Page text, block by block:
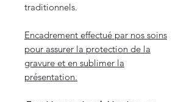
traditionnels.
Encadrement effectué par nos soins
pour assurer la protection de la
gravure et en sublimer la
présentation.